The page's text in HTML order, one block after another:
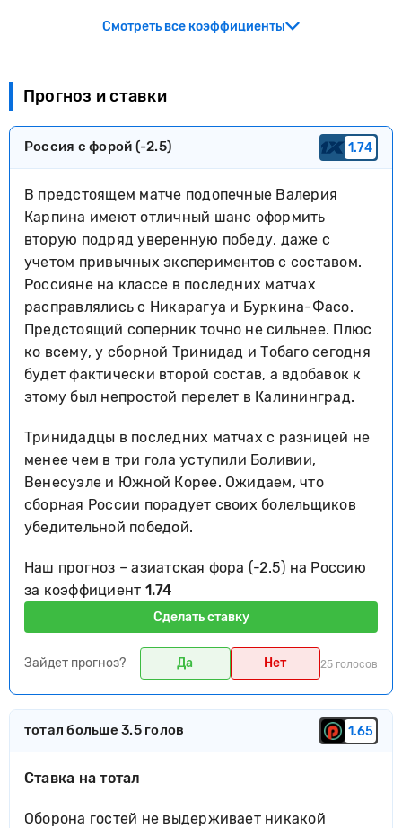
Смотреть все коэффициенты
Прогноз и ставки
Россия с форой (-2.5) 1.74
В предстоящем матче подопечные Валерия
Карпина имеют отличный шанс оформить
вторую подряд уверенную победу, даже с
учетом привычных экспериментов с составом.
Россияне на классе в последних матчах
расправлялись с Никарагуа и Буркина-Фасо.
Предстоящий соперник точно не сильнее. Плюс
ко всему, у сборной Тринидад и Тобаго сегодня
будет фактически второй состав, а вдобавок к
этому был непростой перелет в Калининград.
Тринидадцы в последних матчах с разницей не
менее чем в три гола уступили Боливии,
Венесуэле и Южной Корее. Ожидаем, что
сборная России порадует своих болельщиков
убедительной победой.
Наш прогноз – азиатская фора (-2.5) на Россию
за коэффициент 1.74
Сделать ставку
Зайдет прогноз? Да Нет 25 голосов
тотал больше 3.5 голов 1.65
Ставка на тотал
Оборона гостей не выдерживает никакой